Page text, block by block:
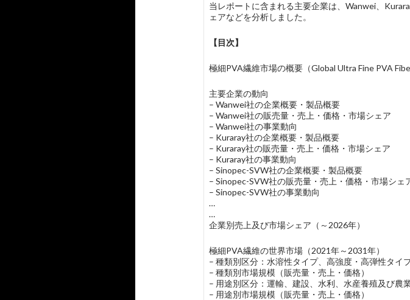
当レポートに含まれる主要企業は、Wanwei、
ェアなどを分析しました。
【目次】
極細PVA繊維市場の概要（Global Ultra Fine PVA
主要企業の動向
– Wanwei社の企業概要・製品概要
– Wanwei社の販売量・売上・価格・市場シェア
– Wanwei社の事業動向
– Kuraray社の企業概要・製品概要
– Kuraray社の販売量・売上・価格・市場シェア
– Kuraray社の事業動向
– Sinopec-SVW社の企業概要・製品概要
– Sinopec-SVW社の販売量・売上・価格・市場シェ
– Sinopec-SVW社の事業動向
…
…
企業別売上及び市場シェア（～2026年）
極細PVA繊維の世界市場（2021年～2031年）
– 種類別区分：水溶性タイプ、高強度・高弾性タイ
– 種類別市場規模（販売量・売上・価格）
– 用途別区分：運輸、建設、水利、水産養殖及び農
– 用途別市場規模（販売量・売上・価格）